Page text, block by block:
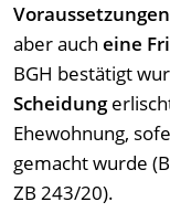
Voraussetzungen
aber auch eine
BGH bestätigt
Scheidung
Ehewohnung,
gemacht wurde
ZB 243/20).